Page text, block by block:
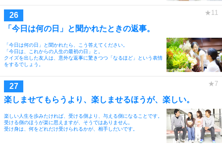
「今日は何の日」と聞かれたときの返事。
「今日は何の日」と聞かれたら、こう答えてください。
「今日は、これからの人生の最初の日」と。
クイズを出した友人は、意外な返事に驚きつつ「なるほど」という表情
をするでしょう。
楽しませてもらうより、楽しませるほうが、楽しい。
楽しい人生を歩みたければ、受ける側より、与える側になることです。
受ける側のほうが楽に思えますが、そうではありません。
受け身は、何をどれだけ受けられるかが、相手しだいです。